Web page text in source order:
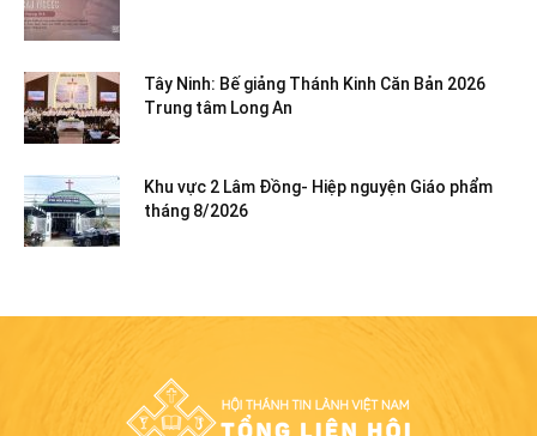
Tây Ninh: Bế giảng Thánh Kinh Căn Bản 2026
Trung tâm Long An
Khu vực 2 Lâm Đồng- Hiệp nguyện Giáo phẩm
tháng 8/2026